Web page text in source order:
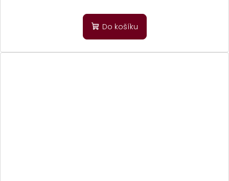
Do košíku